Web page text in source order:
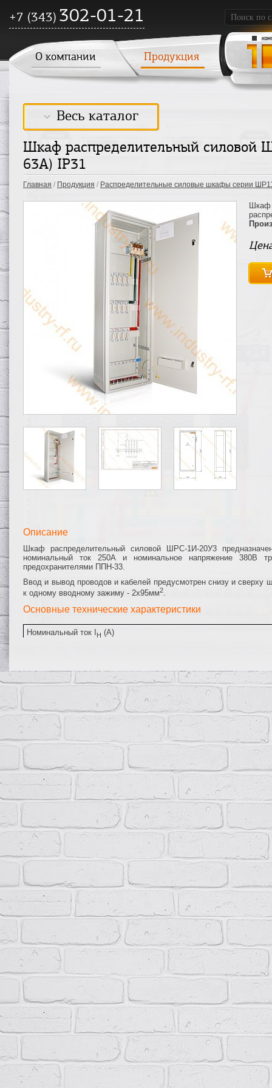
+7 (343) 302-01-21
О компании Продукция
Весь каталог
Шкаф распределительный силовой
63А) IP31
Главная / Продукция / Распределительные силовые шкафы серии
Шкаф
Описание
Шкаф распределительный силовой ШРС-1И-20У3
номинальный ток 250А и номинальное напряжение 380В
предохранителями ППН-33.
Ввод и вывод проводов и кабелей предусмотрен снизу и
к одному вводному зажиму - 2х95мм2.
Основные технические характеристики
Номинальный ток I Н (А)
Номинальное напряжение UН(В)
Выдерживаемый ударный ток
Тип вводного аппарата
Тип плавких вставок
Количество групп распределения и номинальный ток плавких
Степень защиты по ГОСТ 14254-96
Климатическое исполнение и категория размещения по ГОСТ
Способ установки
Габаритные размеры ВхШхГ (мм)
Сопутствующие товары
Цоколь для ШР-11И/ШРС-1И
1600х500х350 Н=200мм
1 275.02 руб.
Заказать
Цоколь для ШР-11И/ШРС-1И
1600х500х350 Н=100мм
695.01 руб.
Заказать